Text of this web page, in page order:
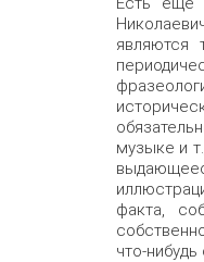
являются
музыке и
факта,
что-